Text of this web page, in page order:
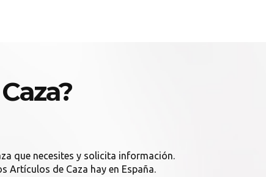
que necesites y solicita información.
Artículos de Caza hay en España.